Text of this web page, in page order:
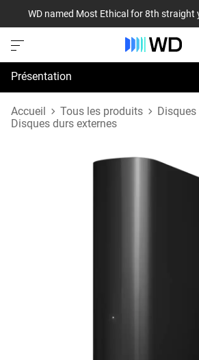
WD named Most Ethical for 8th straight
Présentation
Spécifications
Accueil Tous les produits
Disques
Disques durs externes